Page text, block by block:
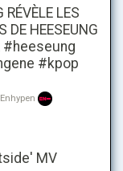
RÉVÈLE LES
DE HEESEUNG
#heeseung
#kpop
MV